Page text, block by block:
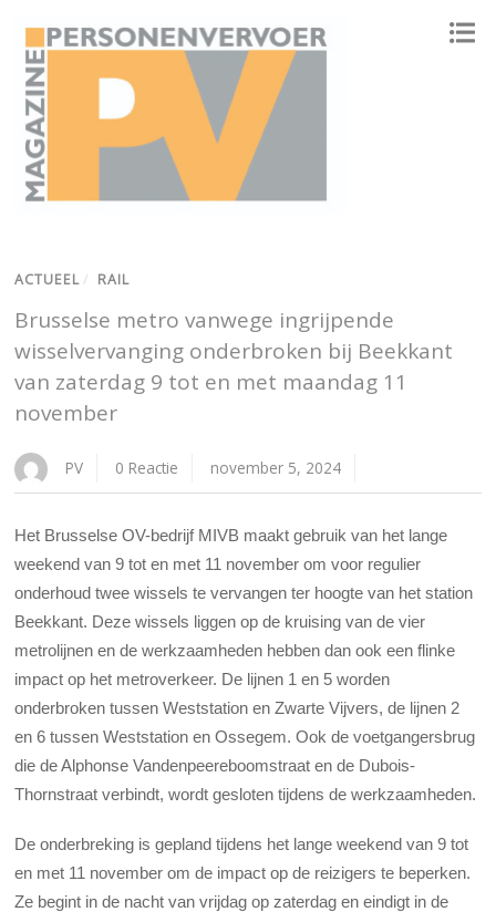
ACTUEEL / RAIL
Brusselse metro vanwege ingrijpende
wisselvervanging onderbroken bij Beekkant
van zaterdag 9 tot en met maandag 11
november
PV 0 Reactie november 5, 2024
Het Brusselse OV-bedrijf MIVB maakt gebruik van het lange
weekend van 9 tot en met 11 november om voor regulier
onderhoud twee wissels te vervangen ter hoogte van het station
Beekkant. Deze wissels liggen op de kruising van de vier
metrolijnen en de werkzaamheden hebben dan ook een flinke
impact op het metroverkeer. De lijnen 1 en 5 worden
onderbroken tussen Weststation en Zwarte Vijvers, de lijnen 2
en 6 tussen Weststation en Ossegem. Ook de voetgangersbrug
die de Alphonse Vandenpeereboomstraat en de Dubois-
Thornstraat verbindt, wordt gesloten tijdens de werkzaamheden.
De onderbreking is gepland tijdens het lange weekend van 9 tot
en met 11 november om de impact op de reizigers te beperken.
Ze begint in de nacht van vrijdag op zaterdag en eindigt in de